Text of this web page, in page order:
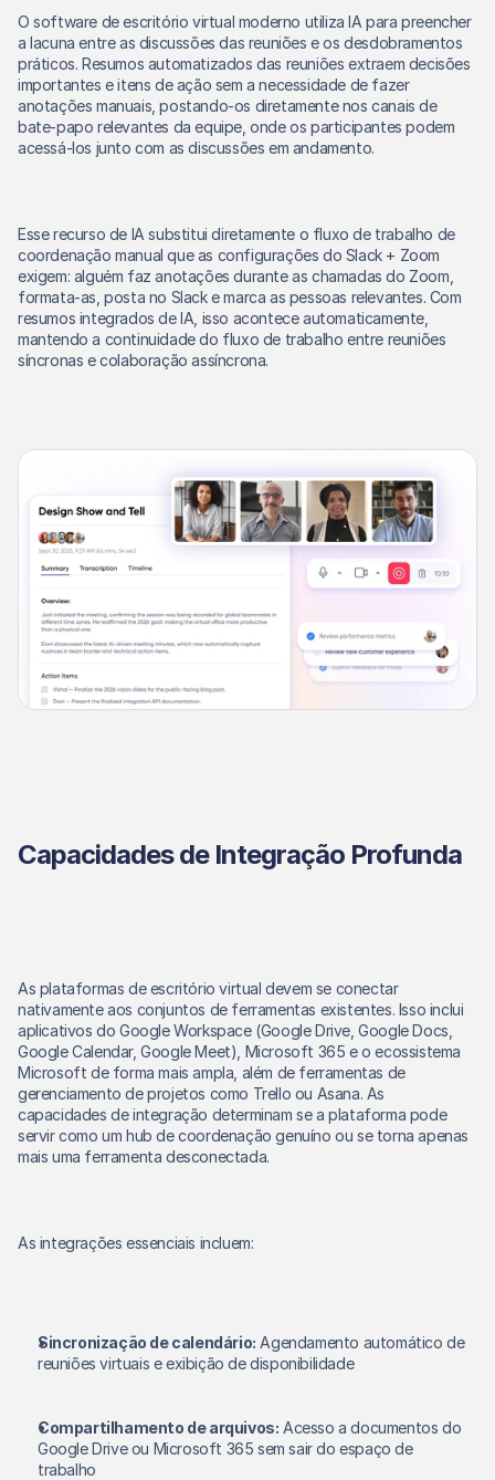
O software de escritório virtual moderno utiliza IA para preencher
a lacuna entre as discussões das reuniões e os desdobramentos
práticos. Resumos automatizados das reuniões extraem decisões
importantes e itens de ação sem a necessidade de fazer
anotações manuais, postando-os diretamente nos canais de
bate-papo relevantes da equipe, onde os participantes podem
acessá-los junto com as discussões em andamento.
Esse recurso de IA substitui diretamente o fluxo de trabalho de
coordenação manual que as configurações do Slack + Zoom
exigem: alguém faz anotações durante as chamadas do Zoom,
formata-as, posta no Slack e marca as pessoas relevantes. Com
resumos integrados de IA, isso acontece automaticamente,
mantendo a continuidade do fluxo de trabalho entre reuniões
síncronas e colaboração assíncrona.
Capacidades de Integração Profunda
As plataformas de escritório virtual devem se conectar
nativamente aos conjuntos de ferramentas existentes. Isso inclui
aplicativos do Google Workspace (Google Drive, Google Docs,
Google Calendar, Google Meet), Microsoft 365 e o ecossistema
Microsoft de forma mais ampla, além de ferramentas de
gerenciamento de projetos como Trello ou Asana. As
capacidades de integração determinam se a plataforma pode
servir como um hub de coordenação genuíno ou se torna apenas
mais uma ferramenta desconectada.
As integrações essenciais incluem:
Sincronização de calendário: Agendamento automático de
reuniões virtuais e exibição de disponibilidade
Compartilhamento de arquivos: Acesso a documentos do
Google Drive ou Microsoft 365 sem sair do espaço de
trabalho